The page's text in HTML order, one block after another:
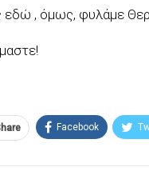
εδώ , όμως, φυλάμε
Facebook